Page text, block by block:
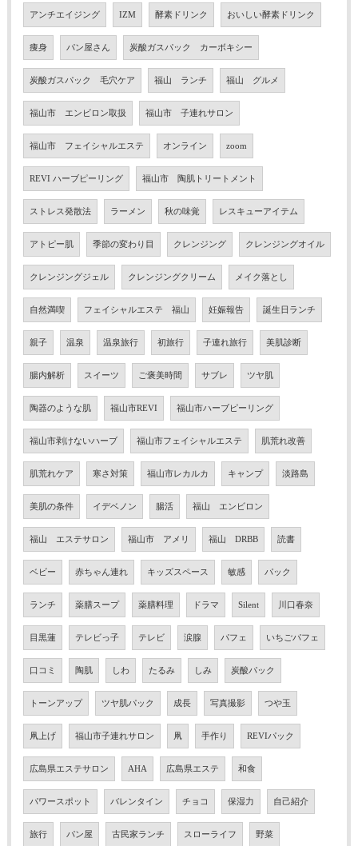
アンチエイジング IZM 酵素ドリンク おいしい酵素ドリンク
痩身 パン屋さん 炭酸ガスパック カーボキシー
炭酸ガスパック 毛穴ケア 福山 ランチ 福山 グルメ
福山市 エンビロン取扱 福山市 子連れサロン
福山市 フェイシャルエステ オンライン zoom
REVI ハーブピーリング 福山市 陶肌トリートメント
ストレス発散法 ラーメン 秋の味覚 レスキューアイテム
アトピー肌 季節の変わり目 クレンジング クレンジングオイル
クレンジングジェル クレンジングクリーム メイク落とし
自然満喫 フェイシャルエステ 福山 妊娠報告 誕生日ランチ
親子 温泉 温泉旅行 初旅行 子連れ旅行 美肌診断
腸内解析 スイーツ ご褒美時間 サブレ ツヤ肌
陶器のような肌 福山市REVI 福山市ハーブピーリング
福山市剥けないハーブ 福山市フェイシャルエステ 肌荒れ改善
肌荒れケア 寒さ対策 福山市レカルカ キャンプ 淡路島
美肌の条件 イデベノン 腸活 福山 エンビロン
福山 エステサロン 福山市 アメリ 福山 DRBB 読書
ベビー 赤ちゃん連れ キッズスペース 敏感 パック
ランチ 薬膳スープ 薬膳料理 ドラマ Silent 川口春奈
目黒蓮 テレビっ子 テレビ 涙腺 パフェ いちごパフェ
口コミ 陶肌 しわ たるみ しみ 炭酸パック
トーンアップ ツヤ肌パック 成長 写真撮影 つや玉
凧上げ 福山市子連れサロン 凧 手作り REVIパック
広島県エステサロン AHA 広島県エステ 和食
パワースポット バレンタイン チョコ 保湿力 自己紹介
旅行 パン屋 古民家ランチ スローライフ 野菜